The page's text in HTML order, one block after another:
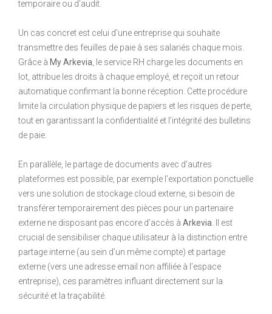
temporaire ou d’audit.
Un cas concret est celui d’une entreprise qui souhaite
transmettre des feuilles de paie à ses salariés chaque mois.
Grâce à My Arkevia , le service RH charge les documents en
lot, attribue les droits à chaque employé, et reçoit un retour
automatique confirmant la bonne réception. Cette procédure
limite la circulation physique de papiers et les risques de perte,
tout en garantissant la confidentialité et l’intégrité des bulletins
de paie.
En parallèle, le partage de documents avec d’autres
plateformes est possible, par exemple l’exportation ponctuelle
vers une solution de stockage cloud externe, si besoin de
transférer temporairement des pièces pour un partenaire
externe ne disposant pas encore d’accès à Arkevia . Il est
crucial de sensibiliser chaque utilisateur à la distinction entre
partage interne (au sein d’un même compte) et partage
externe (vers une adresse email non affiliée à l’espace
entreprise), ces paramètres influant directement sur la
sécurité et la traçabilité.